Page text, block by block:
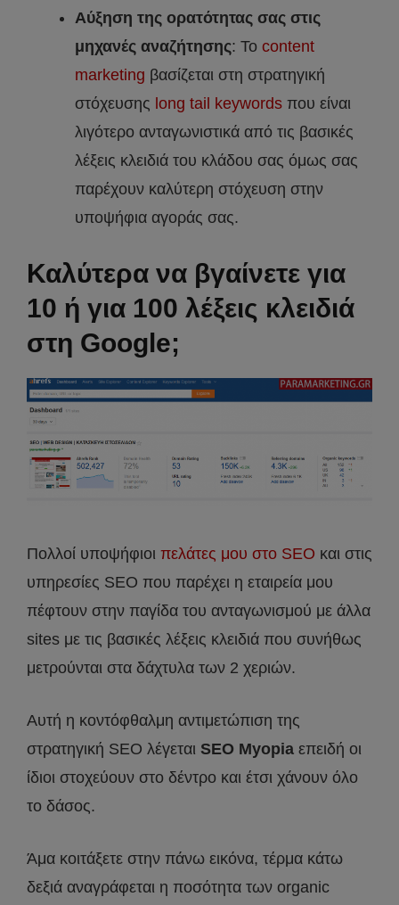
Αύξηση της ορατότητας σας στις
μηχανές αναζήτησης: Το content
marketing βασίζεται στη στρατηγική
στόχευσης long tail keywords που είναι
λιγότερο ανταγωνιστικά από τις βασικές
λέξεις κλειδιά του κλάδου σας όμως σας
παρέχουν καλύτερη στόχευση στην
υποψήφια αγοράς σας.
Καλύτερα να βγαίνετε για
10 ή για 100 λέξεις κλειδιά
στη Google;
Πολλοί υποψήφιοι πελάτες μου στο SEO και στις
υπηρεσίες SEO που παρέχει η εταιρεία μου
πέφτουν στην παγίδα του ανταγωνισμού με άλλα
sites με τις βασικές λέξεις κλειδιά που συνήθως
μετρούνται στα δάχτυλα των 2 χεριών.
Αυτή η κοντόφθαλμη αντιμετώπιση της
στρατηγική SEO λέγεται SEO Myopia επειδή οι
ίδιοι στοχεύουν στο δέντρο και έτσι χάνουν όλο
το δάσος.
Άμα κοιτάξετε στην πάνω εικόνα, τέρμα κάτω
δεξιά αναγράφεται η ποσότητα των organic